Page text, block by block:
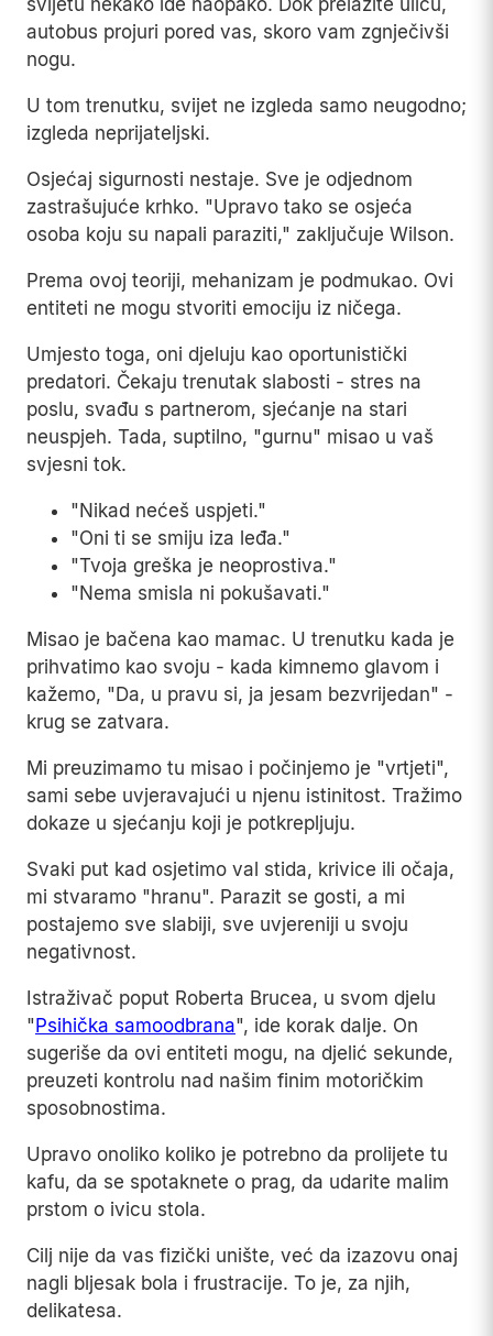
svijetu nekako ide naopako. Dok prelazite ulicu,
autobus projuri pored vas, skoro vam zgnječivši
nogu.
U tom trenutku, svijet ne izgleda samo neugodno;
izgleda neprijateljski.
Osjećaj sigurnosti nestaje. Sve je odjednom
zastrašujuće krhko. "Upravo tako se osjeća
osoba koju su napali paraziti," zaključuje Wilson.
Prema ovoj teoriji, mehanizam je podmukao. Ovi
entiteti ne mogu stvoriti emociju iz ničega.
Umjesto toga, oni djeluju kao oportunistički
predatori. Čekaju trenutak slabosti - stres na
poslu, svađu s partnerom, sjećanje na stari
neuspjeh. Tada, suptilno, "gurnu" misao u vaš
svjesni tok.
"Nikad nećeš uspjeti."
"Oni ti se smiju iza leđa."
"Tvoja greška je neoprostiva."
"Nema smisla ni pokušavati."
Misao je bačena kao mamac. U trenutku kada je
prihvatimo kao svoju - kada kimnemo glavom i
kažemo, "Da, u pravu si, ja jesam bezvrijedan" -
krug se zatvara.
Mi preuzimamo tu misao i počinjemo je "vrtjeti",
sami sebe uvjeravajući u njenu istinitost. Tražimo
dokaze u sjećanju koji je potkrepljuju.
Svaki put kad osjetimo val stida, krivice ili očaja,
mi stvaramo "hranu". Parazit se gosti, a mi
postajemo sve slabiji, sve uvjereniji u svoju
negativnost.
Istraživač poput Roberta Brucea, u svom djelu
" Psihička samoodbrana", ide korak dalje. On
sugeriše da ovi entiteti mogu, na djelić sekunde,
preuzeti kontrolu nad našim finim motoričkim
sposobnostima.
Upravo onoliko koliko je potrebno da prolijete tu
kafu, da se spotaknete o prag, da udarite malim
prstom o ivicu stola.
Cilj nije da vas fizički unište, već da izazovu onaj
nagli bljesak bola i frustracije. To je, za njih,
delikatesa.